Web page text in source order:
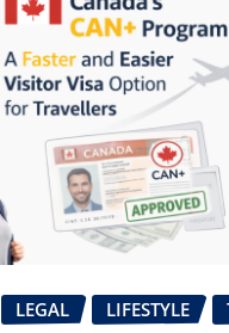
LEGAL LIFESTYLE